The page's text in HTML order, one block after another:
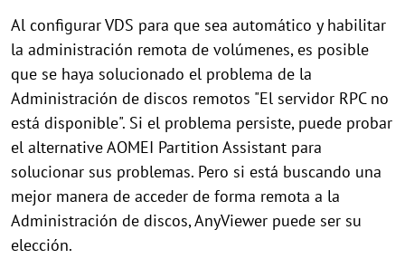
Al configurar VDS para que sea automático y habilitar
la administración remota de volúmenes, es posible
que se haya solucionado el problema de la
Administración de discos remotos "El servidor RPC no
está disponible". Si el problema persiste, puede probar
el alternative AOMEI Partition Assistant para
solucionar sus problemas. Pero si está buscando una
mejor manera de acceder de forma remota a la
Administración de discos, AnyViewer puede ser su
elección.